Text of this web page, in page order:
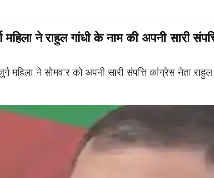
ने राहुल गांधी के नाम की अपनी सारी
महिला ने सोमवार को अपनी सारी संपत्ति कांग्रेस नेता